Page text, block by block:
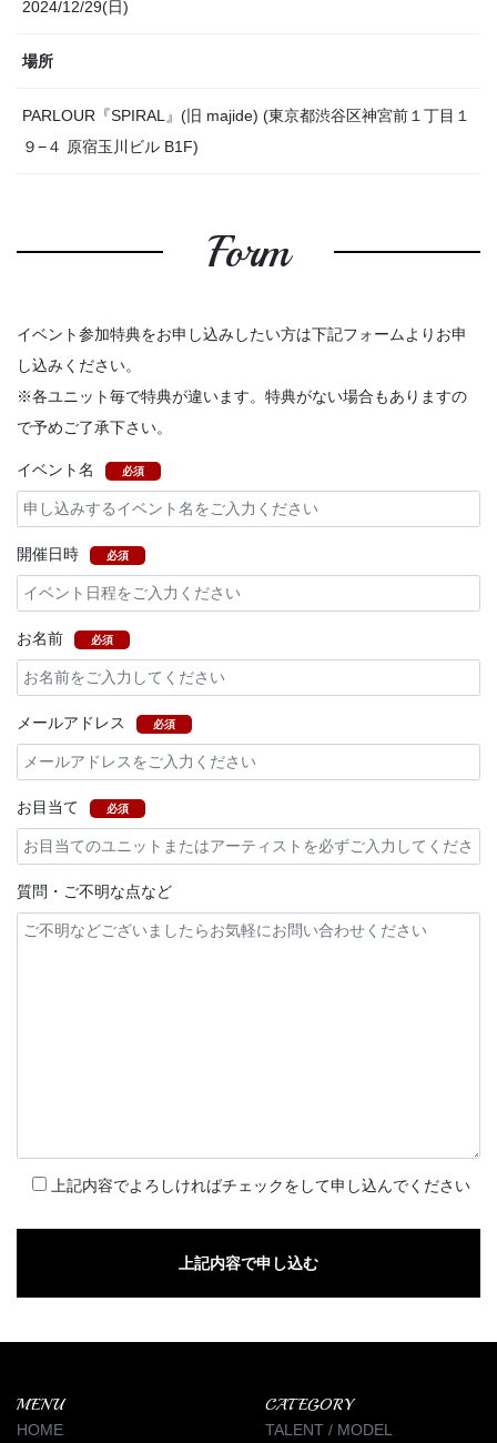
2024/12/29(日)
場所
PARLOUR『SPIRAL』(旧 majide) (東京都渋谷区神宮前１丁目１
９−４ 原宿玉川ビル B1F)
Form
イベント参加特典をお申し込みしたい方は下記フォームよりお申
し込みください。
※各ユニット毎で特典が違います。特典がない場合もありますの
で予めご了承下さい。
イベント名 必須
開催日時 必須
お名前 必須
メールアドレス 必須
お目当て 必須
質問・ご不明な点など
上記内容でよろしければチェックをして申し込んでください
MENU
HOME
CATEGORY
TALENT / MODEL